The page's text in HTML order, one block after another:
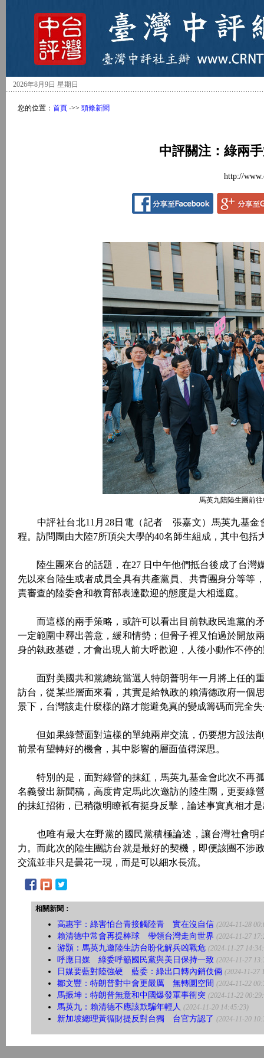
2026年8月9日 星期日
您的位置： 首頁 ->> 頭條新聞
中評關注：綠兩
http://
馬英九陪陸生團前
中評社台北11月28日電（記者 張嘉文）馬英九基金
程。訪問團由大陸7所頂尖大學的40名師生組成，其中包
陸生團來台的話題，在27 日中午他們抵台後成了台灣
先以來台陸生或者成員全具有共產黨員、共青團身分等等
責審查的陸委會和教育部表達歡迎的態度是大相逕庭。
而這樣的兩手策略，或許可以看出目前執政民進黨的
一定範圍中釋出善意，緩和情勢；但骨子裡又怕過於開放
身的執政基礎，才會出現人前大呼歡迎，人後小動作不停
面對美國共和黨總統當選人特朗普明年一月將上任的
訪台，從某些層面來看，其實是給執政的賴清德政府一個
景下，台灣該走什麼樣的路才能避免真的變成籌碼而完全
但如果綠營面對這樣的單純兩岸交流，仍要想方設法
前景有望轉好的機會，其中影響的層面值得深思。
特別的是，面對綠營的抹紅，馬英九基金會此次不再孤
名義發出新聞稿，高度肯定馬此次邀訪的陸生團，更要綠
的抹紅招術，已稍微明瞭衹有挺身反擊，論述事實真相才
也唯有最大在野黨的國民黨積極論述，讓台灣社會明
力。而此次的陸生團訪台就是最好的契機，即便該團不涉
交流並非只是曇花一現，而是可以細水長流。
相關新聞：
高惠宇：綠害怕台青接觸陸青 實在沒自信 (2024-11-28
賴清德中常會再提棒球 帶領台灣走向世界 (2024-11-27
游顥：馬英九邀陸生訪台盼化解兵凶戰危 (2024-11-27
呼應日媒 綠委呼籲國民黨與美日保持一致 (2024-11-27
日媒要藍對陸強硬 藍委：綠出口轉內銷伎倆 (2024-11-27
鄒文豐：特朗普對中會更嚴厲 無轉圜空間 (2024-11-22
馬振坤：特朗普無意和中國爆發軍事衝突 (2024-11-22
馬英九：賴清德不應該欺騙年輕人 (2024-11-20 14:45:23)
新加坡總理黃循財提反對台獨 台官方認了 (2024-11-20